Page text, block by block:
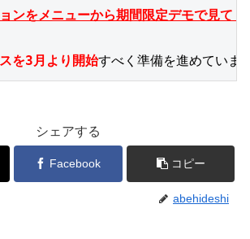
ンをメニューから期間限定デモで見てく
を3月より開始すべく準備を進めていま
シェアする
Facebook コピー
abehideshi